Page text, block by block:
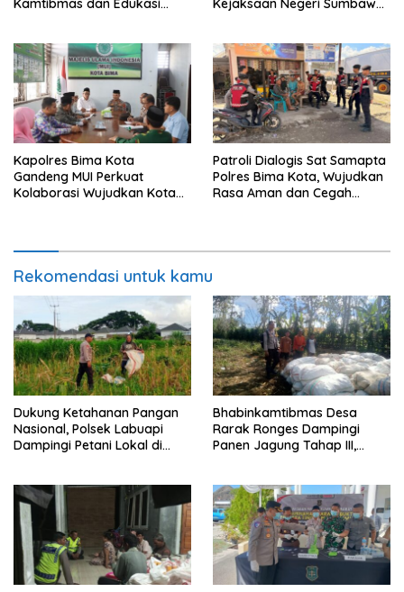
Kamtibmas dan Edukasi
Kejaksaan Negeri Sumbawa
Kapolres Bima Kota
Gandeng MUI Perkuat
Kolaborasi Wujudkan Kota
Patroli Dialogis Sat Samapta
Polres Bima Kota, Wujudkan
Rasa Aman dan Cegah
Rekomendasi untuk kamu
Dukung Ketahanan Pangan
Nasional, Polsek Labuapi
Dampingi Petani Lokal di
Bhabinkamtibmas Desa
Rarak Ronges Dampingi
Panen Jagung Tahap III,